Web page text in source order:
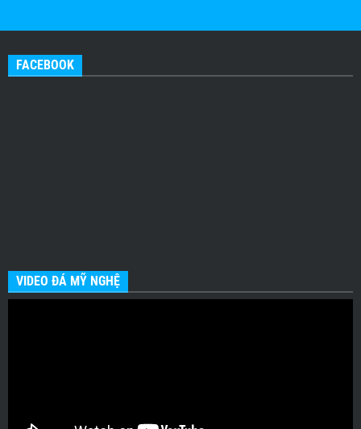
FACEBOOK
VIDEO ĐÁ MỸ NGHỆ